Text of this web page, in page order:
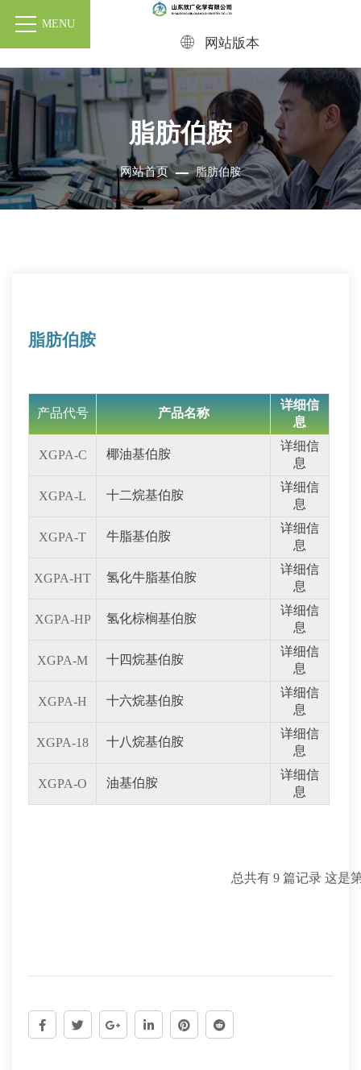
MENU
网站版本
脂肪伯胺
网站首页 脂肪伯胺
脂肪伯胺
产品代号 产品名称
详细信
息
XGPA-C 椰油基伯胺
详细信
息
XGPA-L 十二烷基伯胺
详细信
息
XGPA-T 牛脂基伯胺
详细信
息
XGPA-HT 氢化牛脂基伯胺
详细信
息
XGPA-HP 氢化棕榈基伯胺
详细信
息
XGPA-M 十四烷基伯胺
详细信
息
XGPA-H 十六烷基伯胺
详细信
息
XGPA-18 十八烷基伯胺
详细信
息
XGPA-O 油基伯胺
详细信
息
总共有 9 篇记录 这是